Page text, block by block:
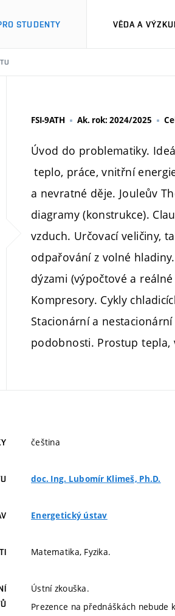
STUDENTY VĚDA A
FSI-9ATH Ak. rok: 2024/2025
Úvod do problematiky.
teplo, práce, vnitřní
a nevratné děje. Jouleův
diagramy (konstrukce).
vzduch. Určovací veličiny,
odpařování z volné
dýzami (výpočtové a
Kompresory. Cykly
Stacionární a
podobnosti. Prostup tepla,
čeština
doc. Ing. Lubomír Klimeš, Ph.D.
Energetický ústav
Matematika, Fyzika.
Ústní zkouška.
Prezence na přednáškách nebude